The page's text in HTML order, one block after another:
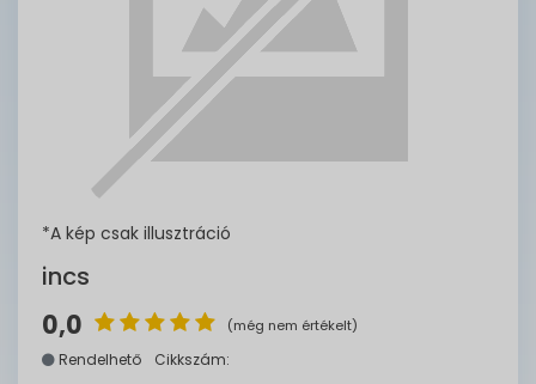
*A kép csak illusztráció
incs
0,0 (még nem értékelt)
Rendelhető Cikkszám: